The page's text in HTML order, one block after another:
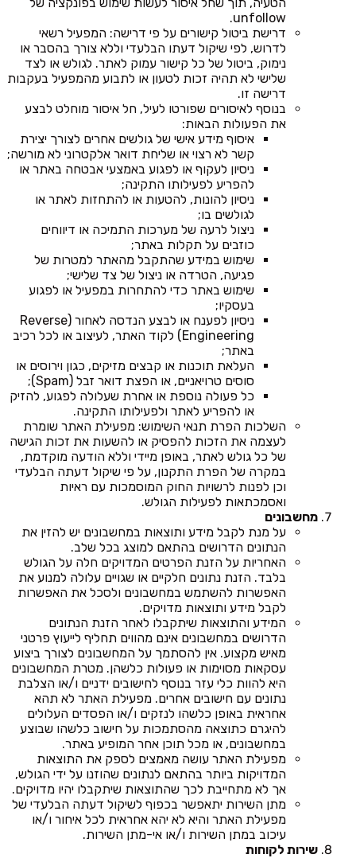
unfollow.
דרישת ביטול קישורים על פי דרישה: המפעיל רשאי
לדרוש, לפי שיקול דעתו הבלעדי וללא צורך בהסבר או
נימוק, ביטול של כל קישור עמוק לאתר. לגולש או לצד
שלישי לא תהיה זכות לטעון או לתבוע מהמפעיל בעקבות
דרישה זו.
בנוסף לאיסורים שפורטו לעיל, חל איסור מוחלט לבצע
את הפעולות הבאות:
איסוף מידע אישי של גולשים אחרים לצורך יצירת
קשר לא רצוי או שליחת דואר אלקטרוני לא מורשה;
ניסיון לעקוף או לפגוע באמצעי אבטחה באתר או
להפריע לפעילותו התקינה;
ניסיון להונות, להטעות או להתחזות לאתר או
לגולשים בו;
ניצול לרעה של מערכות התמיכה או דיווחים
כוזבים על תקלות באתר;
שימוש במידע שהתקבל מהאתר למטרות של
פגיעה, הטרדה או ניצול של צד שלישי;
שימוש באתר כדי להתחרות במפעיל או לפגוע
בעסקיו;
ניסיון לפענח או לבצע הנדסה לאחור (Reverse
Engineering) לקוד האתר, לעיצוב או לכל רכיב
באתר;
העלאת תוכנות או קבצים מזיקים, כגון וירוסים או
סוסים טרויאניים, או הפצת דואר זבל (Spam);
כל פעולה נוספת או אחרת שעלולה לפגוע, להזיק
או להפריע לאתר ולפעילותו התקינה.
השלכות הפרת תנאי השימוש: מפעילת האתר שומרת
לעצמה את הזכות להפסיק או להשעות את זכות הגישה
של כל גולש לאתר, באופן מיידי וללא הודעה מוקדמת,
במקרה של הפרת התקנון, על פי שיקול דעתה הבלעדי
וכן לפנות לרשויות החוק המוסמכות עם ראיות
ואסמכתאות לפעילות הגולש.
מחשבונים
על מנת לקבל מידע ותוצאות במחשבונים יש להזין את
הנתונים הדרושים בהתאם למוצג בכל שלב.
האחריות על הזנת הפרטים המדויקים חלה על הגולש
בלבד. הזנת נתונים חלקיים או שגויים עלולה למנוע את
האפשרות להשתמש במחשבונים ולסכל את האפשרות
לקבל מידע ותוצאות מדויקים.
המידע והתוצאות שיתקבלו לאחר הזנת הנתונים
הדרושים במחשבונים אינם מהווים תחליף לייעוץ פרטני
מאיש מקצוע. אין להסתמך על המחשבונים לצורך ביצוע
עסקאות מסוימות או פעולות כלשהן. מטרת המחשבונים
היא להוות כלי עזר בנוסף לחישובים ידניים ו/או הצלבת
נתונים עם חישובים אחרים. מפעילת האתר לא תהא
אחראית באופן כלשהו לנזקים ו/או הפסדים העלולים
להיגרם כתוצאה מהסתמכות על חישוב כלשהו שבוצע
במחשבונים, או מכל תוכן אחר המופיע באתר.
מפעילת האתר עושה מאמצים לספק את התוצאות
המדויקות ביותר בהתאם לנתונים שהוזנו על ידי הגולש,
אך לא מתחייבת לכך שהתוצאות שיתקבלו יהיו מדויקים.
מתן השירות יתאפשר בכפוף לשיקול דעתה הבלעדי של
מפעילת האתר והיא לא יהא אחראית לכל איחור ו/או
עיכוב במתן השירות ו/או אי-מתן השירות.
שירות לקוחות